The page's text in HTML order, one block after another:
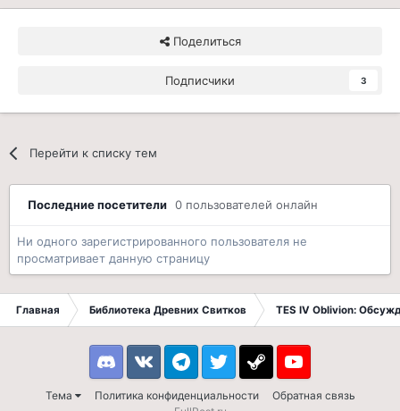
Поделиться
Подписчики 3
Перейти к списку тем
Последние посетители 0 пользователей онлайн
Ни одного зарегистрированного пользователя не
просматривает данную страницу
Главная Библиотека Древних Свитков TES IV Oblivion:
Тема Политика конфиденциальности Обратная связь
DiscordVK TelegramTwitter Steam Youtube